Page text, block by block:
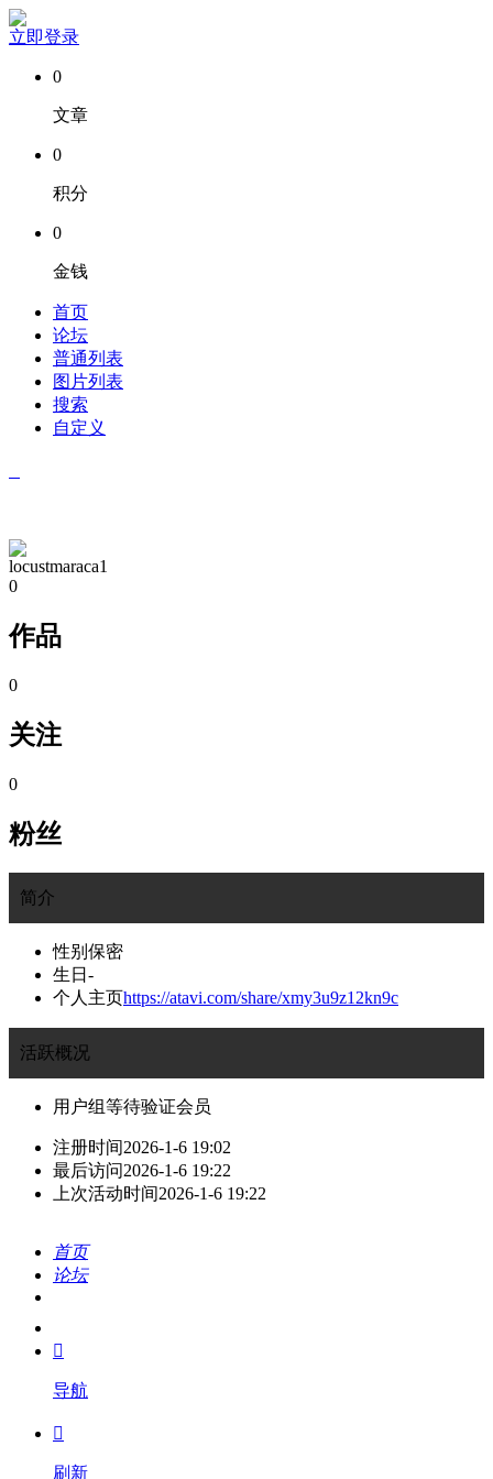
立即登录
0
文章
0
积分
0
金钱
首页
论坛
普通列表
图片列表
搜索
自定义
locustmaraca1
0
作品
0
关注
0
粉丝
简介
性别 保密
生日 -
个人主页https://atavi.com/share/xmy3u9z12kn9c
活跃概况
用户组等待验证会员
注册时间2026-1-6 19:02
最后访问2026-1-6 19:22
上次活动时间2026-1-6 19:22
首页
论坛
我的

导航

刷新